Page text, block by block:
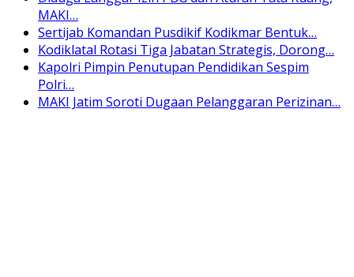
MAKI…
Sertijab Komandan Pusdikif Kodikmar Bentuk…
Kodiklatal Rotasi Tiga Jabatan Strategis, Dorong…
Kapolri Pimpin Penutupan Pendidikan Sespim
Polri…
MAKI Jatim Soroti Dugaan Pelanggaran Perizinan…